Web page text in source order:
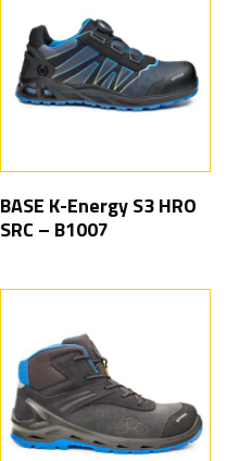
BASE K-Energy S3 HRO
SRC – B1007